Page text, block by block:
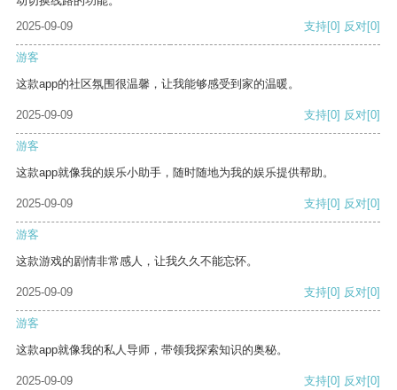
2025-09-09
支持[0] 反对[0]
游客
这款app的社区氛围很温馨，让我能够感受到家的温暖。
2025-09-09 支持[0] 反对[0]
游客
这款app就像我的娱乐小助手，随时随地为我的娱乐提供帮助。
2025-09-09 支持[0] 反对[0]
游客
这款游戏的剧情非常感人，让我久久不能忘怀。
2025-09-09 支持[0] 反对[0]
游客
这款app就像我的私人导师，带领我探索知识的奥秘。
2025-09-09 支持[0] 反对[0]